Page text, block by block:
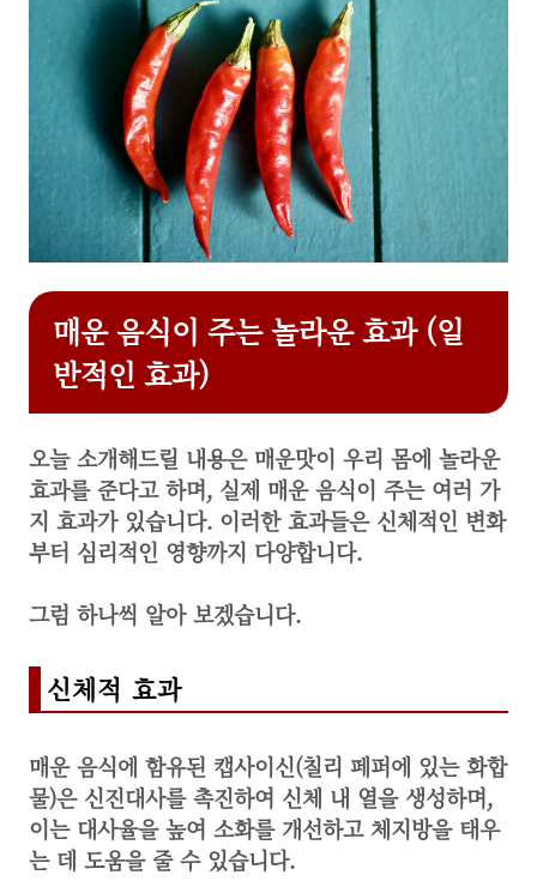
매운 음식이 주는 놀라운 효과 (일
반적인 효과)
오늘 소개해드릴 내용은 매운맛이 우리 몸에 놀라운
효과를 준다고 하며, 실제 매운 음식이 주는 여러 가
지 효과가 있습니다. 이러한 효과들은 신체적인 변화
부터 심리적인 영향까지 다양합니다.
그럼 하나씩 알아 보겠습니다.
신체적 효과
매운 음식에 함유된 캡사이신(칠리 페퍼에 있는 화합
물)은 신진대사를 촉진하여 신체 내 열을 생성하며,
이는 대사율을 높여 소화를 개선하고 체지방을 태우
는 데 도움을 줄 수 있습니다.